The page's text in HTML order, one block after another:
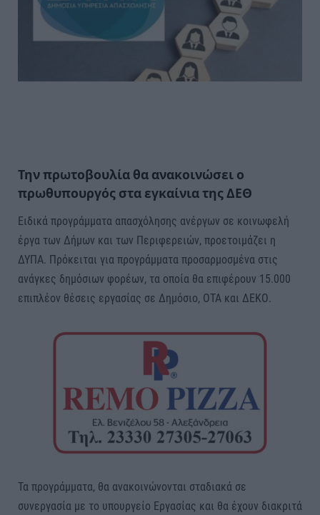
Την πρωτοβουλία θα ανακοινώσει ο
πρωθυπουργός στα εγκαίνια της ΔΕΘ
Ειδικά προγράμματα απασχόλησης ανέργων σε κοινωφελή
έργα των Δήμων και των Περιφερειών, προετοιμάζει η
ΔΥΠΑ. Πρόκειται για προγράμματα προσαρμοσμένα στις
ανάγκες δημόσιων φορέων, τα οποία θα επιφέρουν 15.000
επιπλέον θέσεις εργασίας σε Δημόσιο, ΟΤΑ και ΔΕΚΟ.
Τα προγράμματα, θα ανακοινώνονται σταδιακά σε
συνεργασία με το υπουργείο Εργασίας και θα έχουν διακριτά